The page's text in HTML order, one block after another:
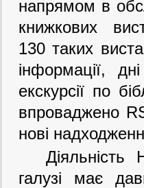
напрямом в
книжкових
130 таких
інформації,
екскурсії по
впроваджено
нові
Діяльність
галузі має